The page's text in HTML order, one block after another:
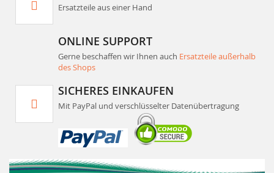
Ersatzteile aus einer Hand
ONLINE SUPPORT
Gerne beschaffen wir Ihnen auch Ersatzteile außerhalb
des Shops
SICHERES EINKAUFEN
Mit PayPal und verschlüsselter Datenübertragung